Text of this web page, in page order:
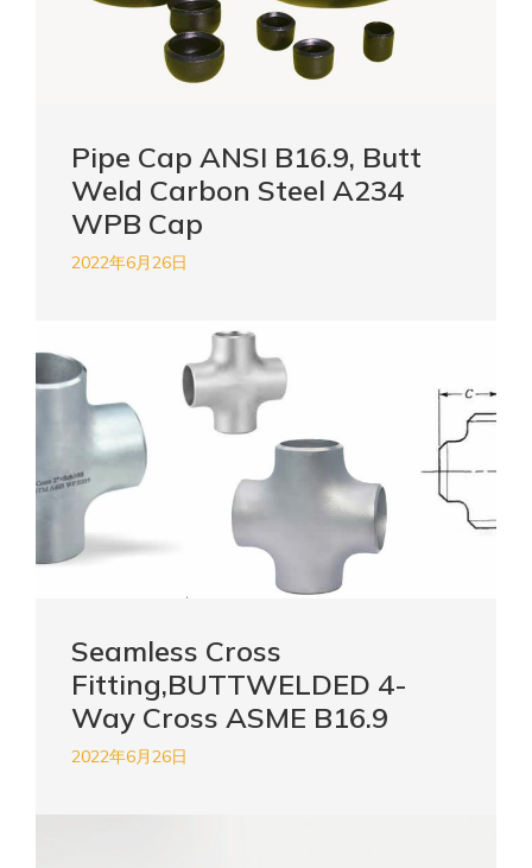
Pipe Cap ANSI B16.9, Butt
Weld Carbon Steel A234
WPB Cap
2022年6月26日
Seamless Cross
Fitting,BUTTWELDED 4-
Way Cross ASME B16.9
2022年6月26日